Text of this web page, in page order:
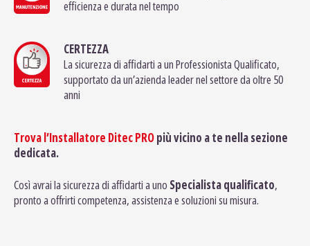
efficienza e durata nel tempo
CERTEZZA
La sicurezza di affidarti a un Professionista Qualificato,
supportato da un’azienda leader nel settore da oltre 50
anni
Trova l’Installatore Ditec PROpiù vicino a te nella sezione
dedicata.
Così avrai la sicurezza di affidarti a uno Specialista qualificato,
pronto a offrirti competenza, assistenza e soluzioni su misura.